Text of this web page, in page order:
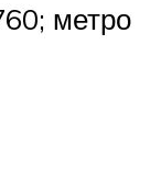
метро